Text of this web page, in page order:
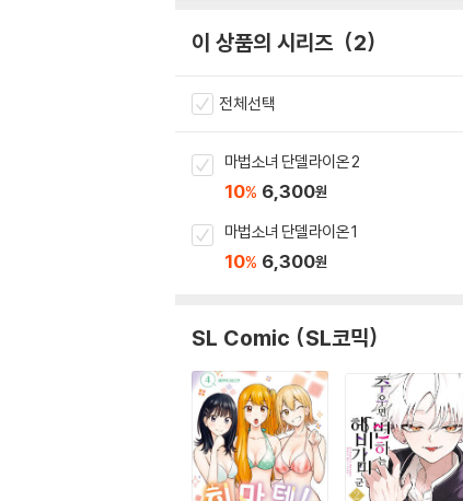
이 상품의 시리즈 2
전체선택
마법소녀 단델라이온 2
10% 6,300원
마법소녀 단델라이온 1
10% 6,300원
SL Comic (SL코믹)